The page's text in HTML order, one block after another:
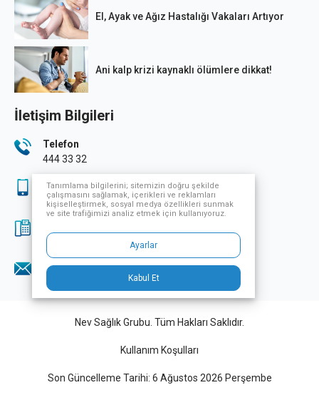
El, Ayak ve Ağız Hastalığı Vakaları Artıyor
Ani kalp krizi kaynaklı ölümlere dikkat!
İletişim Bilgileri
Telefon
444 33 32
Sağlık Turizmi
444 33 32
0224 249 70 07
E-Posta
info@nevsaglikgrubu.com
Nev Sağlık Grubu. Tüm Hakları Saklıdır.
Kullanım Koşulları
Son Güncelleme Tarihi: 6 Ağustos 2026 Perşembe
Tanımlama bilgilerini; sitemizin doğru şekilde
çalışmasını sağlamak, içerikleri ve reklamları
kişiselleştirmek, sosyal medya özellikleri sunmak
ve site trafiğimizi analiz etmek için kullanıyoruz.
Ayarlar
Kabul Et